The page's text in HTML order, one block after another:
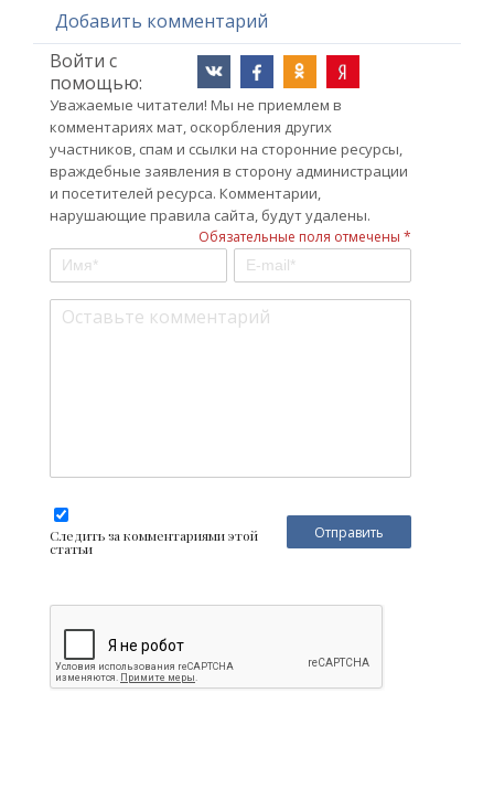
Добавить комментарий
Войти с
помощью:
Уважаемые читатели! Мы не приемлем в
комментариях мат, оскорбления других
участников, спам и ссылки на сторонние ресурсы,
враждебные заявления в сторону администрации
и посетителей ресурса. Комментарии,
нарушающие правила сайта, будут удалены.
Обязательные поля отмечены *
Следить за комментариями этой
статьи